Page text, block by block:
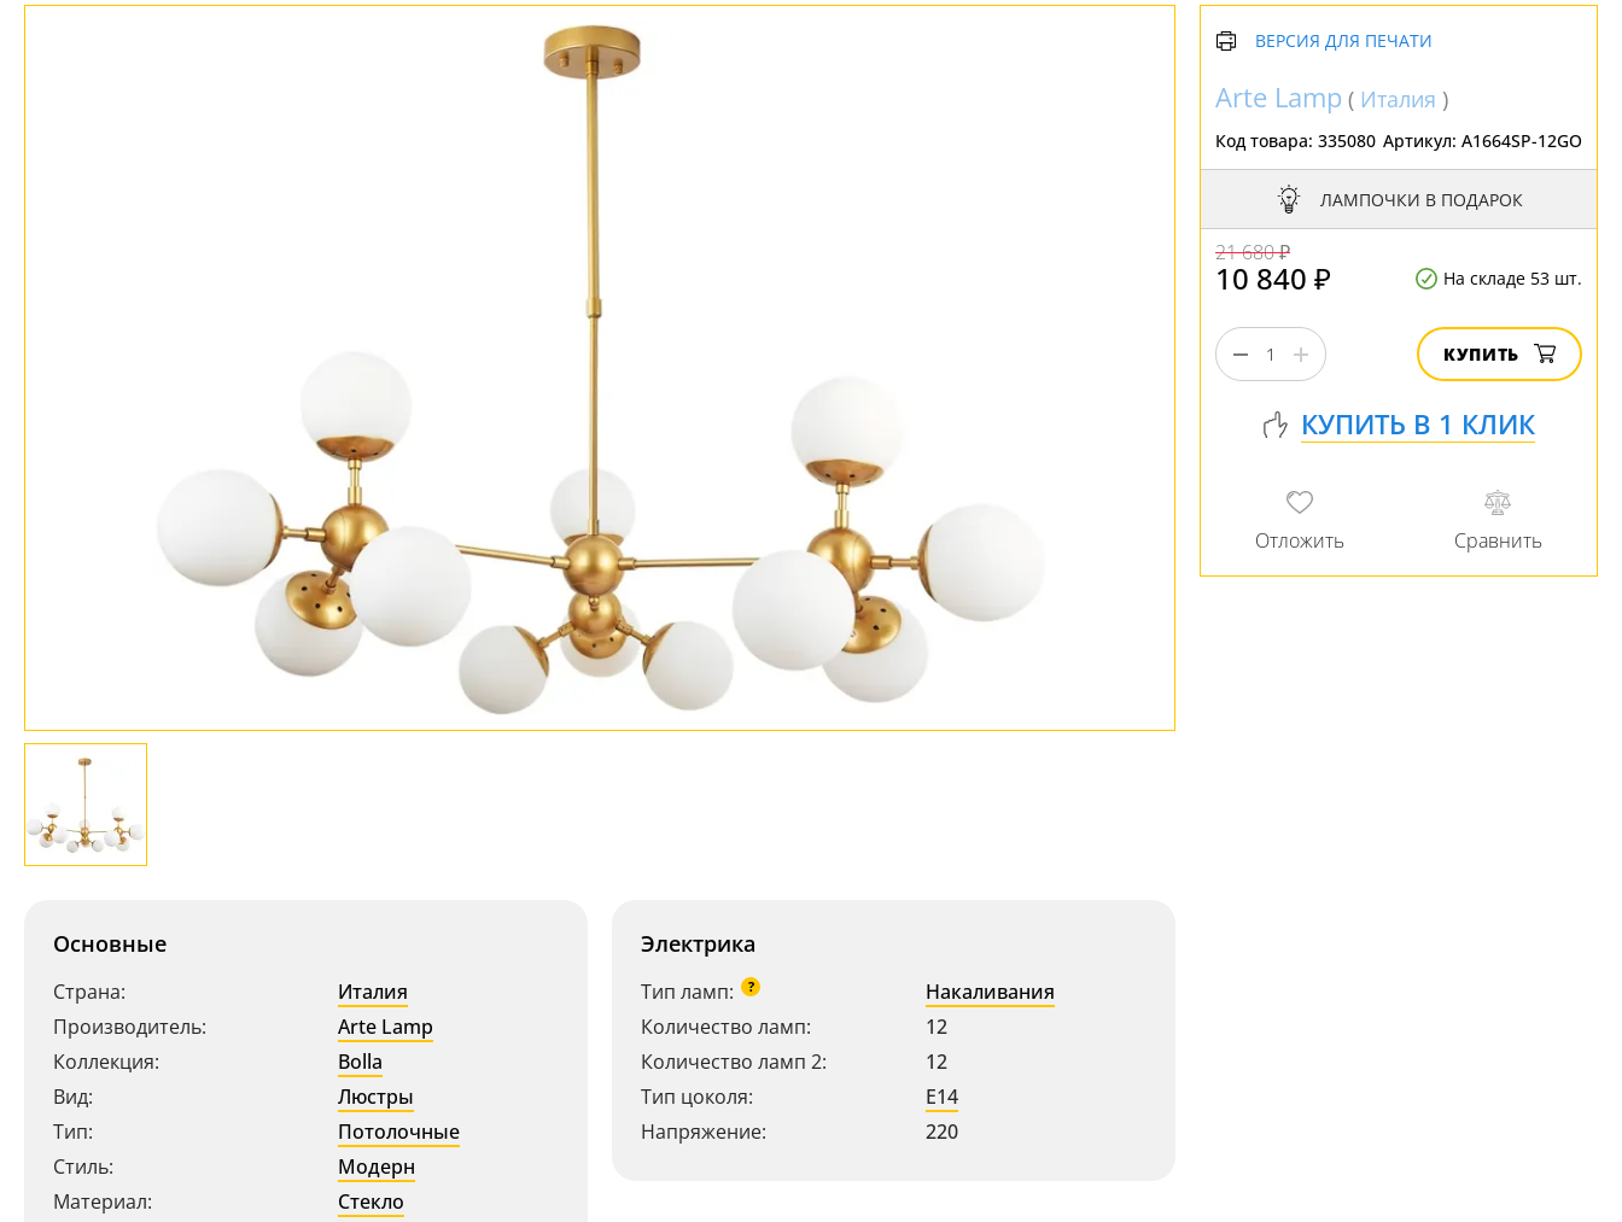
Золото
Прозрачные
Хром
Основные
Страна:
Италия
Производитель:
Arte Lamp
Коллекция:
Bolla
Вид:
Люстры
Тип:
Потолочные
Стиль:
Модерн
Материал:
Стекло
Электрика
Тип ламп: ?
Накаливания
Количество ламп:
12
Количество ламп 2:
12
Тип цоколя:
E14
Напряжение:
220
ВЕРСИЯ ДЛЯ ПЕЧАТИ
Arte Lamp ( Италия )
Код товара: 335080 Артикул: A1664SP-12GO
ЛАМПОЧКИ В ПОДАРОК
21 680 ₽
10 840 ₽ На складе 53 шт.
КУПИТЬ